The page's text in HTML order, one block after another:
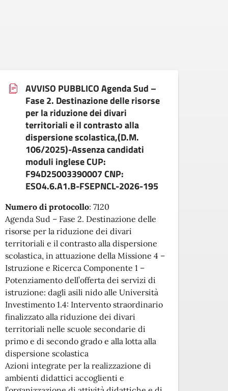
AVVISO PUBBLICO Agenda Sud –
Fase 2. Destinazione delle risorse
per la riduzione dei divari
territoriali e il contrasto alla
dispersione scolastica,(D.M.
106/2025)-Assenza candidati
moduli inglese CUP:
F94D25003390007 CNP:
ESO4.6.A1.B-FSEPNCL-2026-195
Numero di protocollo: 7120
Agenda Sud – Fase 2. Destinazione delle
risorse per la riduzione dei divari
territoriali e il contrasto alla dispersione
scolastica, in attuazione della Missione 4 –
Istruzione e Ricerca Componente 1 –
Potenziamento dell’offerta dei servizi di
istruzione: dagli asili nido alle Università
Investimento 1.4: Intervento straordinario
finalizzato alla riduzione dei divari
territoriali nelle scuole secondarie di
primo e di secondo grado e alla lotta alla
dispersione scolastica
Azioni integrate per la realizzazione di
ambienti didattici accoglienti e